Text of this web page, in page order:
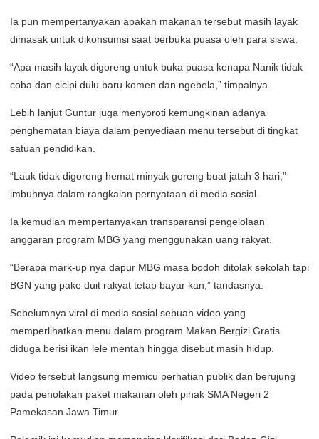
Ia pun mempertanyakan apakah makanan tersebut masih layak
dimasak untuk dikonsumsi saat berbuka puasa oleh para siswa.
“Apa masih layak digoreng untuk buka puasa kenapa Nanik tidak
coba dan cicipi dulu baru komen dan ngebela,” timpalnya.
Lebih lanjut Guntur juga menyoroti kemungkinan adanya
penghematan biaya dalam penyediaan menu tersebut di tingkat
satuan pendidikan.
“Lauk tidak digoreng hemat minyak goreng buat jatah 3 hari,”
imbuhnya dalam rangkaian pernyataan di media sosial.
Ia kemudian mempertanyakan transparansi pengelolaan
anggaran program MBG yang menggunakan uang rakyat.
“Berapa mark-up nya dapur MBG masa bodoh ditolak sekolah tapi
BGN yang pake duit rakyat tetap bayar kan,” tandasnya.
Sebelumnya viral di media sosial sebuah video yang
memperlihatkan menu dalam program Makan Bergizi Gratis
diduga berisi ikan lele mentah hingga disebut masih hidup.
Video tersebut langsung memicu perhatian publik dan berujung
pada penolakan paket makanan oleh pihak SMA Negeri 2
Pamekasan Jawa Timur.